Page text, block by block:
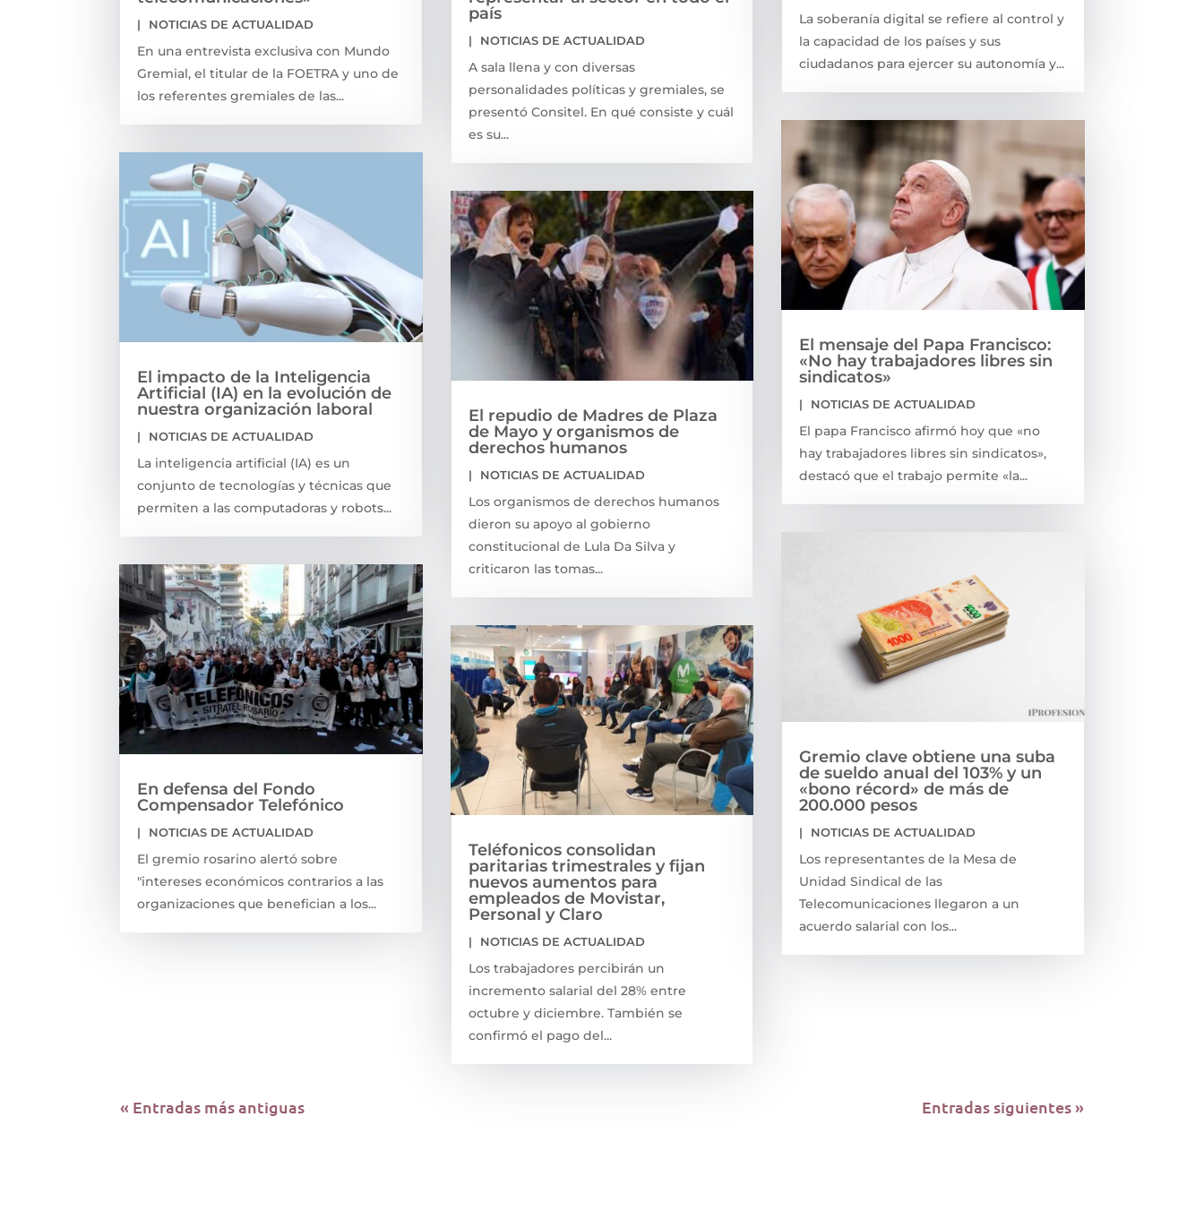
| NOTICIAS DE ACTUALIDAD
En una entrevista exclusiva con Mundo
Gremial, el titular de la FOETRA y uno de
los referentes gremiales de las...
El impacto de la Inteligencia
Artificial (IA) en la evolución de
nuestra organización laboral
| NOTICIAS DE ACTUALIDAD
La inteligencia artificial (IA) es un
conjunto de tecnologías y técnicas que
permiten a las computadoras y robots...
En defensa del Fondo
Compensador Telefónico
| NOTICIAS DE ACTUALIDAD
El gremio rosarino alertó sobre
"intereses económicos contrarios a las
organizaciones que benefician a los...
país
| NOTICIAS DE ACTUALIDAD
A sala llena y con diversas
personalidades políticas y gremiales, se
presentó Consitel. En qué consiste y cuál
es su...
El repudio de Madres de Plaza
de Mayo y organismos de
derechos humanos
| NOTICIAS DE ACTUALIDAD
Los organismos de derechos humanos
dieron su apoyo al gobierno
constitucional de Lula Da Silva y
criticaron las tomas...
Teléfonicos consolidan
paritarias trimestrales y fijan
nuevos aumentos para
empleados de Movistar,
Personal y Claro
| NOTICIAS DE ACTUALIDAD
Los trabajadores percibirán un
incremento salarial del 28% entre
octubre y diciembre. También se
confirmó el pago del...
La soberanía digital se refiere al control y
la capacidad de los países y sus
ciudadanos para ejercer su autonomía y...
El mensaje del Papa Francisco:
«No hay trabajadores libres sin
sindicatos»
| NOTICIAS DE ACTUALIDAD
El papa Francisco afirmó hoy que «no
hay trabajadores libres sin sindicatos»,
destacó que el trabajo permite «la...
Gremio clave obtiene una suba
de sueldo anual del 103% y un
«bono récord» de más de
200.000 pesos
| NOTICIAS DE ACTUALIDAD
Los representantes de la Mesa de
Unidad Sindical de las
Telecomunicaciones llegaron a un
acuerdo salarial con los...
« Entradas más antiguas Entradas siguientes »